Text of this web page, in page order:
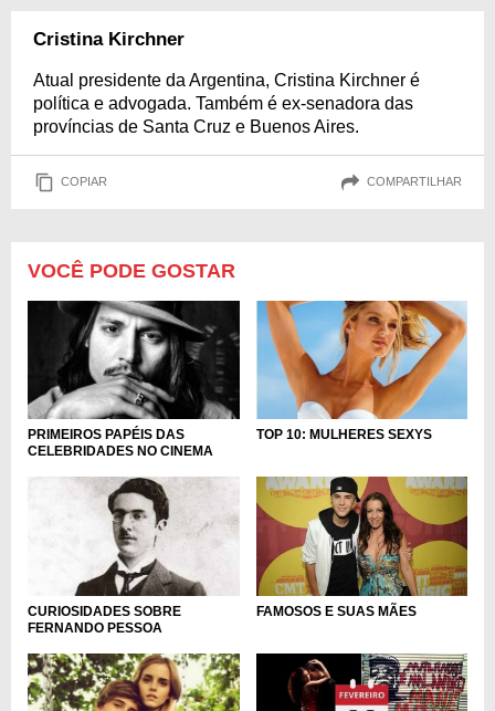
Cristina Kirchner
Atual presidente da Argentina, Cristina Kirchner é
política e advogada. Também é ex-senadora das
províncias de Santa Cruz e Buenos Aires.
COPIAR COMPARTILHAR
VOCÊ PODE GOSTAR
PRIMEIROS PAPÉIS DAS
CELEBRIDADES NO CINEMA
TOP 10: MULHERES SEXYS
CURIOSIDADES SOBRE
FERNANDO PESSOA
FAMOSOS E SUAS MÃES